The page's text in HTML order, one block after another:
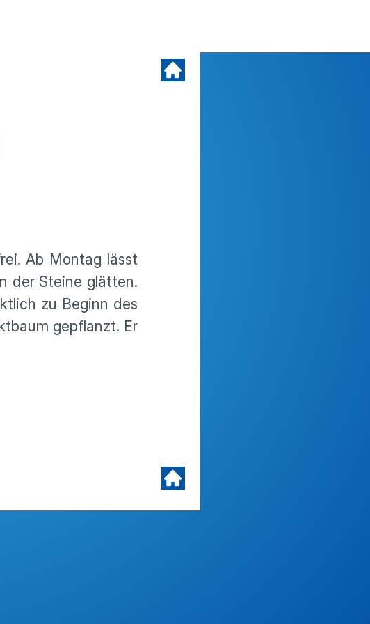
Ab Montag lässt
der Steine glätten.
zu Beginn des
gepflanzt. Er